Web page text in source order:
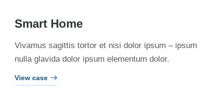
Smart Home
Vivamus sagittis tortor et nisi dolor ipsum – ipsum
nulla glavida dolor ipsum elementum dolor.
View case